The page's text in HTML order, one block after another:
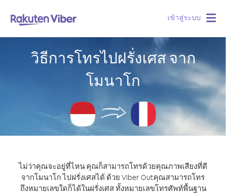
เข้าสู่ระบบ
วิธีการโทรไปฝรั่งเศส จาก
โมนาโก
ไม่ว่าคุณจะอยู่ที่ไหน คุณก็สามารถโทรด้วยคุณภาพเสียงที่ดี
จากโมนาโก ไปฝรั่งเศสได้ ด้วย Viber Outคุณสามารถโทร
ถึงหมายเลขใดก็ได้ในฝรั่งเศส ทั้งหมายเลขโทรศัพท์พื้นฐาน